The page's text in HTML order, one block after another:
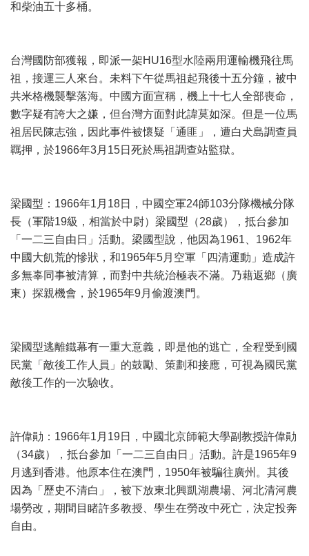
和柴油五十多桶。
台灣國防部獲報，即派一架HU16型水陸兩用運輸機飛往馬
祖，接運三人來台。未料下午從馬祖起飛後十五分鐘，被中
共米格機襲擊落海。中國方面宣稱，機上十七人全部喪命，
數字疑有誇大之嫌，但台灣方面對此諱莫如深。但是一位馬
祖居民陳志強，因此事件被懷疑「通匪」，遭白犬島調查員
羈押，於1966年3月15日死於馬祖調查站監獄。
梁國型：1966年1月18日，中國空軍24師103分隊機械分隊
長（軍階19級，相當於中尉）梁國型（28歲），抵台參加
「一二三自由日」活動。梁國型說，他因為1961、1962年
中國大飢荒的慘狀，和1965年5月空軍「四清運動」造成許
多無辜同事被清算，而對中共統治極表不滿。乃藉返鄉（廣
東）探親機會，於1965年9月偷渡澳門。
梁國型逃離鐵幕有一重大意義，即是他的逃亡，全程受到國
民黨「敵後工作人員」的鼓勵、策劃和接應，可視為國民黨
敵後工作的一次驗收。
許偉勛：1966年1月19日，中國北京師範大學副教授許偉勛
（34歲），抵台參加「一二三自由日」活動。許是1965年9
月逃到香港。他原本住在澳門，1950年被騙往廣州。其後
因為「歷史不清白」，被下放東北興凱湖農場、河北清河農
場勞改，期間目睹許多教授、學生在勞改中死亡，決定投奔
自由。